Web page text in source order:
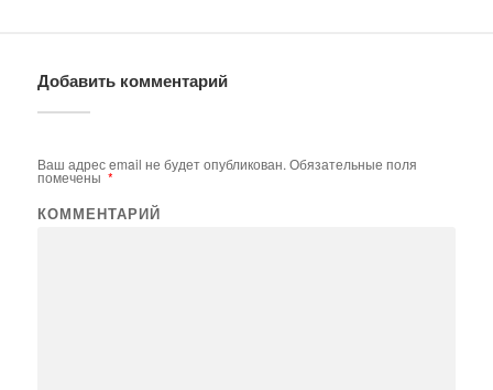
Добавить комментарий
Ваш адрес email не будет опубликован. Обязательные поля
помечены *
КОММЕНТАРИЙ